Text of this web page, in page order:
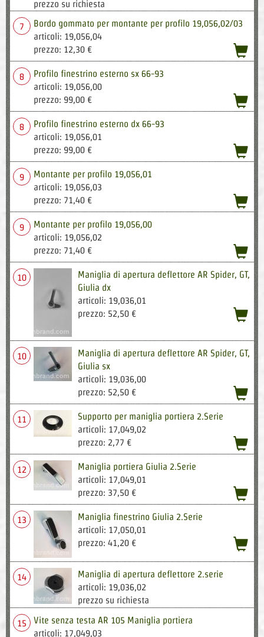
prezzo su richiesta
7
Bordo gommato per montante per profilo 19,056,02/03
articoli: 19,056,04
prezzo: 12,30 €
8
Profilo finestrino esterno sx 66-93
articoli: 19,056,00
prezzo: 99,00 €
8
Profilo finestrino esterno dx 66-93
articoli: 19,056,01
prezzo: 99,00 €
9
Montante per profilo 19,056,01
articoli: 19,056,03
prezzo: 71,40 €
9
Montante per profilo 19,056,00
articoli: 19,056,02
prezzo: 71,40 €
10
Maniglia di apertura deflettore AR Spider, GT,
Giulia dx
articoli: 19,036,01
prezzo: 52,50 €
10
Maniglia di apertura deflettore AR Spider, GT,
Giulia sx
articoli: 19,036,00
prezzo: 52,50 €
11
Supporto per maniglia portiera 2.Serie
articoli: 17,049,02
prezzo: 2,77 €
12
Maniglia portiera Giulia 2.Serie
articoli: 17,049,01
prezzo: 37,50 €
13
Maniglia finestrino Giulia 2.Serie
articoli: 17,050,01
prezzo: 41,20 €
14
Maniglia di apertura deflettore 2.serie
articoli: 19,036,02
prezzo su richiesta
15
Vite senza testa AR 105 Maniglia portiera
articoli: 17,049,03